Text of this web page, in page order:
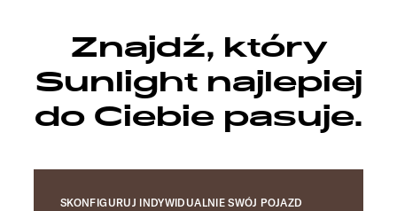
Znajdź, który
Sunlight najlepiej
do Ciebie pasuje.
SKONFIGURUJ INDYWIDUALNIE SWÓJ POJAZD